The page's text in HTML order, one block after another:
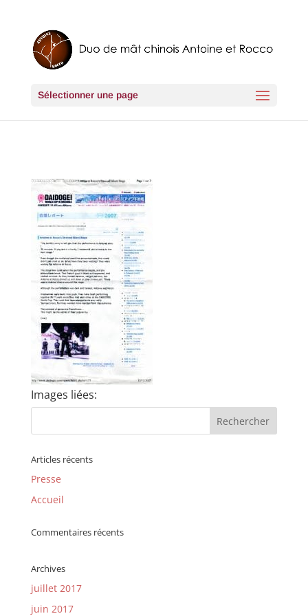
Sélectionner une page
Images liées:
Articles récents
Presse
Accueil
Commentaires récents
Archives
juillet 2017
juin 2017